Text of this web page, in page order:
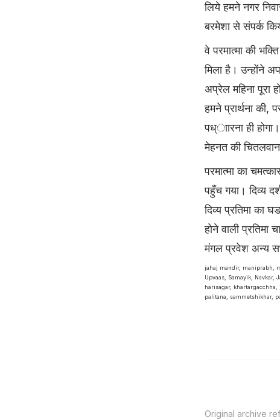
लिये हमने नगर
बरमेशा से संपर्क
वे परमात्मा की
मिला है। उन्होंने
अप्रेल महिना पूरा
हमने प्रार्थना की,
पध्ाारना ही
मेहनत की
परमात्मा का
पहुँच गया। दिव्य
दिव्य प्रतिमा का
होने वाली प्रतिमा
मंगल प्रवेश अन्य
jahaj mandir, maniprabh,
Upvaas, Samayik,
harisagar,
palitana, sammetshikhar,
Original archive